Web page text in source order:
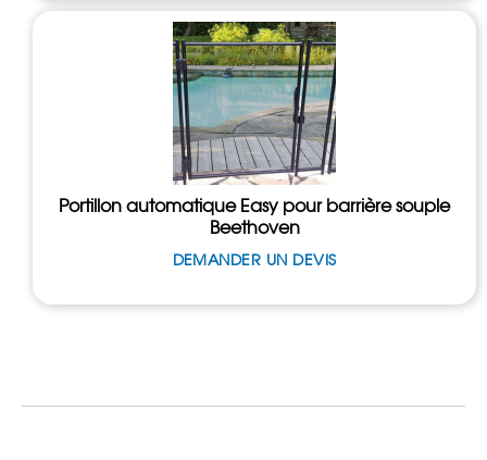
Portillon automatique Easy pour barrière souple
Beethoven
DEMANDER UN DEVIS